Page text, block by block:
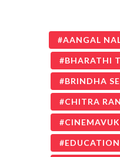
AANGAL
BHARATHI
BRINDHA
CHITRA
EDUCATION